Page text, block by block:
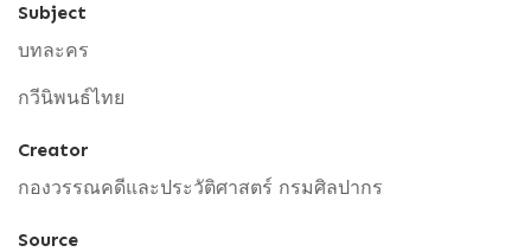
Subject
บทละคร
กวีนิพนธ์ไทย
Creator
กองวรรณคดีและประวัติศาสตร์ กรมศิลปากร
Source